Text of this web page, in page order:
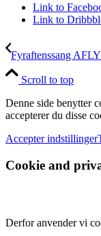
Link to
Link to
Fyraftenssang
Scroll to top
Denne side benytter
accepterer du disse
Accepter indstillinger
Cookie and
Derfor anvender vi